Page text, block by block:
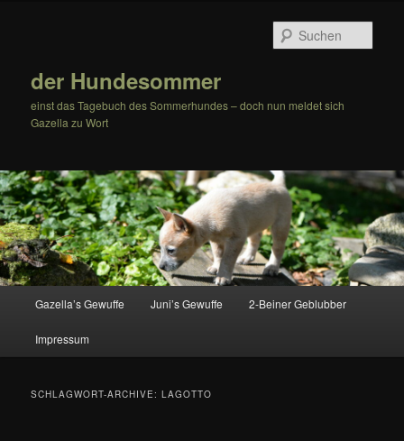
der Hundesommer
einst das Tagebuch des Sommerhundes – doch nun meldet sich
Gazella zu Wort
Gazella’s Gewuffe Juni’s Gewuffe 2-Beiner Geblubber
Impressum
SCHLAGWORT-ARCHIVE:LAGOTTO